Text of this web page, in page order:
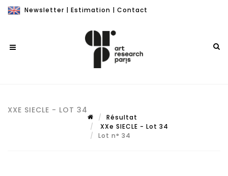
Newsletter | Estimation | Contact
XXE SIECLE - LOT 34
Résultat
XXe SIECLE - Lot 34
Lot n° 34